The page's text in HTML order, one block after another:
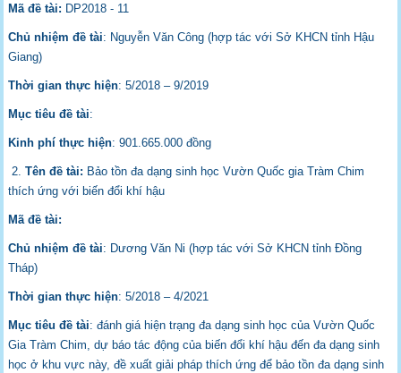
Mã đề tài: DP2018 - 11
Chủ nhiệm đề tài: Nguyễn Văn Công (hợp tác với Sở KHCN tỉnh Hậu
Giang)
Thời gian thực hiện: 5/2018 – 9/2019
Mục tiêu đề tài:
Kinh phí thực hiện: 901.665.000 đồng
2.Tên đề tài: Bảo tồn đa dạng sinh học Vườn Quốc gia Tràm Chim
thích ứng với biến đổi khí hậu
Mã đề tài:
Chủ nhiệm đề tài: Dương Văn Ni (hợp tác với Sở KHCN tỉnh Đồng
Tháp)
Thời gian thực hiện: 5/2018 – 4/2021
Mục tiêu đề tài: đánh giá hiện trạng đa dạng sinh học của Vườn Quốc
Gia Tràm Chim, dự báo tác động của biến đổi khí hậu đến đa dạng sinh
học ở khu vực này, đề xuất giải pháp thích ứng để bảo tồn đa dạng sinh